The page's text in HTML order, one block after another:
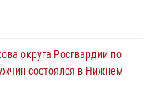
в Нижнем Новгороде
округа Росгвардии по
состоялся в Нижнем